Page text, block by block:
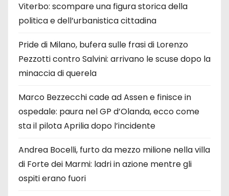
Viterbo: scompare una figura storica della
politica e dell’urbanistica cittadina
Pride di Milano, bufera sulle frasi di Lorenzo
Pezzotti contro Salvini: arrivano le scuse dopo la
minaccia di querela
Marco Bezzecchi cade ad Assen e finisce in
ospedale: paura nel GP d’Olanda, ecco come
sta il pilota Aprilia dopo l’incidente
Andrea Bocelli, furto da mezzo milione nella villa
di Forte dei Marmi: ladri in azione mentre gli
ospiti erano fuori